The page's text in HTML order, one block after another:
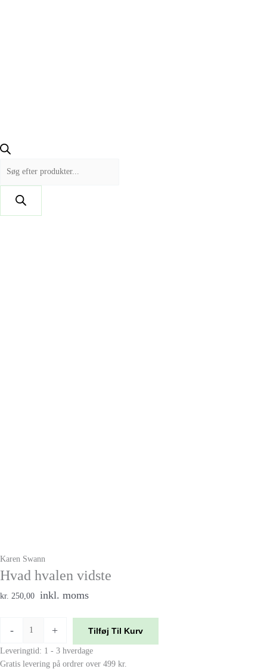
Karen Swann
Hvad hvalen vidste
kr. 250,00 inkl. moms
- + Tilføj Til Kurv
Leveringtid: 1 - 3 hverdage
Gratis levering på ordrer over 499 kr.